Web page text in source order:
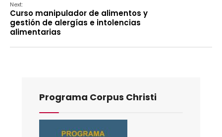
Next:
Curso manipulador de alimentos y
gestión de alergías e intolencias
alimentarias
Programa Corpus Christi